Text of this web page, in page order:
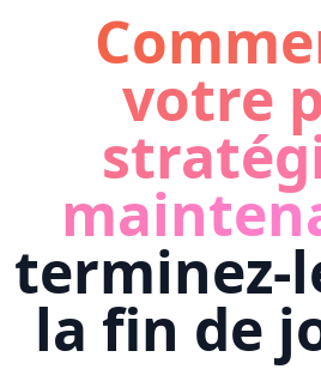
votre
terminez-
la fin de